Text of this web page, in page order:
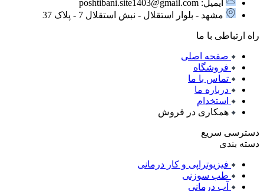
ایمیل: poshtibani.site1403@gmail.com
مشهد - بلوار استقلال - نبش استقلال 7 - پلاک 37
راه ارتباطی با ما
صفحه اصلی
فروشگاه
تماس با ما
درباره ما
استخدام
همکاری در فروش
دسترسی سریع
دسته بندی
فیزیوتراپی و کار درمانی
طب سوزنی
آب درمانی